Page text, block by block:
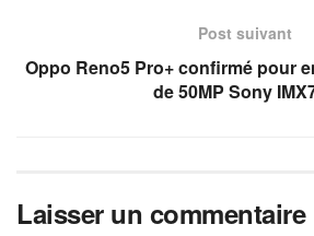
Post suivant
Oppo Reno5 Pro+ confirmé pour
de 50MP Sony
Laisser un commentaire